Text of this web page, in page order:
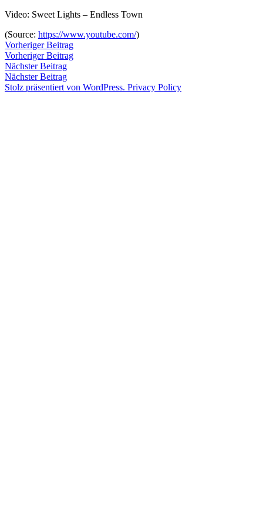
Zum
springen
von
April
20124.
Januar
2020
einen
Kommentar
zu
Video: Sweet Lights – Endless Town
(Source: https://www.youtube.com/)
Veröffentlicht
von
snhpfr
7.
April
20124.
Januar
Veröffentlicht
in
Uncategorized
Schlagwörter:
2k12,
Highline
Records,
Shai
Beitragsnavigation
Vorheriger BeitragVorheriger
Beitrag:
Vorheriger Beitrag
Nächster BeitragNächster
Beitrag:
Nächster Beitrag
Stolz präsentiert von WordPress. Privacy Policy